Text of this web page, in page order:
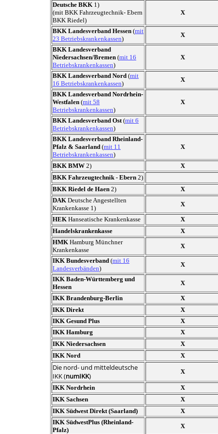
Deutsche BKK 1)
(mit BKK Fahrzeugtechnik- Ebern
BKK Riedel)
X
BKK Landesverband Hessen (mit
23 Betriebskrankenkassen)
X
BKK Landesverband
Niedersachsen/Bremen (mit 16
Betriebskrankenkassen)
X
BKK Landesverband Nord (mit
16 Betriebskrankenkassen)
X
BKK Landesverband Nordrhein-
Westfalen (mit 58
Betriebskrankenkassen)
X
BKK Landesverband Ost (mit 6
Betriebskrankenkassen)
BKK Landesverband Rheinland-
Pfalz & Saarland (mit 11
Betriebskrankenkassen)
X
BKK BMW 2)
X
BKK Fahrzeugtechnik - Ebern 2)
BKK Riedel de Haen 2)
X
DAK Deutsche Angestellten
Krankenkasse 1)
X
HEK Hanseatische Krankenkasse
X
Handelskrankenkasse
X
HMK Hamburg Münchner
Krankenkasse
X
IKK Bundesverband (mit 16
Landesverbänden)
X
IKK Baden-Württemberg und
Hessen
X
IKK Brandenburg-Berlin
X
IKK Direkt
X
IKK Gesund Plus
X
IKK Hamburg
X
IKK Niedersachsen
X
IKK Nord
X
Die nord- und mitteldeutsche
IKK (numIKK)
X
IKK Nordrhein
X
IKK Sachsen
X
IKK Südwest Direkt (Saarland)
X
IKK SüdwestPlus (Rheinland-
Pfalz)
X